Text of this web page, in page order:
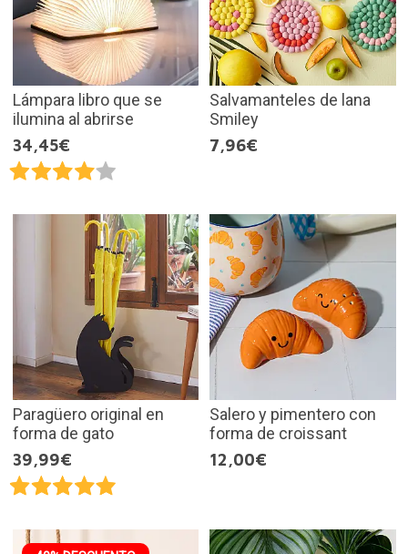
Lámpara libro que se
ilumina al abrirse
34,45€
Salvamanteles de lana
Smiley
7,96€
Paragüero original en
forma de gato
39,99€
Salero y pimentero con
forma de croissant
12,00€